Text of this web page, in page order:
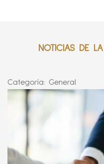
NOTICIAS DE
Categoría: General